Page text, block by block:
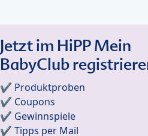
Jetzt im HiPP Mein
BabyClub
✔️ Produktproben
✔️ Coupons
✔️ Gewinnspiele
✔️ Tipps per Mail